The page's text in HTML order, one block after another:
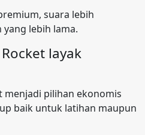
suara lebih
lebih lama.
layak
menjadi pilihan ekonomis
baik untuk latihan maupun